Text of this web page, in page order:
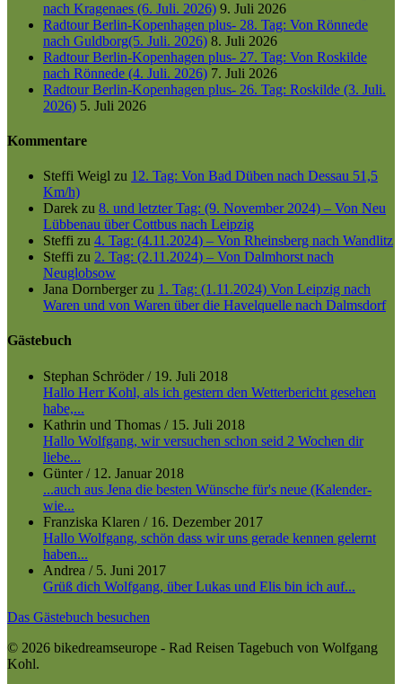
nach Kragenaes (6. Juli. 2026) 9. Juli 2026
Radtour Berlin-Kopenhagen plus- 28. Tag: Von Rönnede
nach Guldborg(5. Juli. 2026) 8. Juli 2026
Radtour Berlin-Kopenhagen plus- 27. Tag: Von Roskilde
nach Rönnede (4. Juli. 2026) 7. Juli 2026
Radtour Berlin-Kopenhagen plus- 26. Tag: Roskilde (3. Juli.
2026) 5. Juli 2026
Kommentare
Steffi Weigl zu 12. Tag: Von Bad Düben nach Dessau 51,5
Km/h)
Darek zu 8. und letzter Tag: (9. November 2024) – Von Neu
Lübbenau über Cottbus nach Leipzig
Steffi zu 4. Tag: (4.11.2024) – Von Rheinsberg nach Wandlitz
Steffi zu 2. Tag: (2.11.2024) – Von Dalmhorst nach
Neuglobsow
Jana Dornbergerzu 1. Tag: (1.11.2024) Von Leipzig nach
Waren und von Waren über die Havelquelle nach Dalmsdorf
Gästebuch
Stephan Schröder/ 19. Juli 2018
Hallo Herr Kohl, als ich gestern den Wetterbericht gesehen
habe,...
Kathrin und Thomas / 15. Juli 2018
Hallo Wolfgang, wir versuchen schon seid 2 Wochen dir
liebe...
Günter/ 12. Januar 2018
...auch aus Jena die besten Wünsche für's neue (Kalender-
wie...
Franziska Klaren / 16. Dezember 2017
Hallo Wolfgang, schön dass wir uns gerade kennen gelernt
haben...
Andrea / 5. Juni 2017
Grüß dich Wolfgang, über Lukas und Elis bin ich auf...
Das Gästebuch besuchen
© 2026 bikedreamseurope - Rad Reisen Tagebuch von Wolfgang
Kohl.